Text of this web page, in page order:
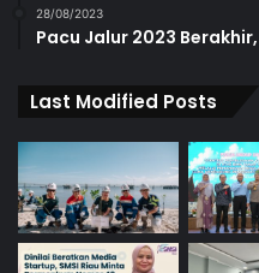
28/08/2023
Pacu Jalur 2023
Last Modified Posts